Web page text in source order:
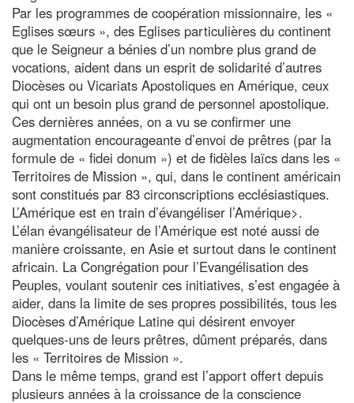
Par les programmes de coopération missionnaire, les «
Eglises sœurs », des Eglises particulières du continent
que le Seigneur a bénies d’un nombre plus grand de
vocations, aident dans un esprit de solidarité d’autres
Diocèses ou Vicariats Apostoliques en Amérique, ceux
qui ont un besoin plus grand de personnel apostolique.
Ces dernières années, on a vu se confirmer une
augmentation encourageante d’envoi de prêtres (par la
formule de « fidei donum ») et de fidèles laïcs dans les «
Territoires de Mission », qui, dans le continent américain
sont constitués par 83 circonscriptions ecclésiastiques.
L’Amérique est en train d’évangéliser l’Amérique>.
L’élan évangélisateur de l’Amérique est noté aussi de
manière croissante, en Asie et surtout dans le continent
africain. La Congrégation pour l’Evangélisation des
Peuples, voulant soutenir ces initiatives, s’est engagée à
aider, dans la limite de ses propres possibilités, tous les
Diocèses d’Amérique Latine qui désirent envoyer
quelques-uns de leurs prêtres, dûment préparés, dans
les « Territoires de Mission ».
Dans le même temps, grand est l’apport offert depuis
plusieurs années à la croissance de la conscience